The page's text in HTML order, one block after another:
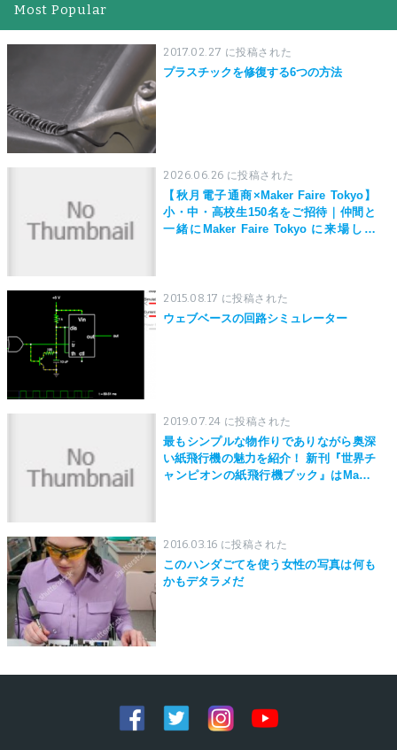
Most Popular
2017.02.27 に投稿された
プラスチックを修復する6つの方法
2026.06.26 に投稿された
【秋月電子通商×Maker Faire Tokyo】
小・中・高校生150名をご招待｜仲間と
一緒にMaker Faire Tokyo に来場しよ
2015.08.17 に投稿された
ウェブベースの回路シミュレーター
2019.07.24 に投稿された
最もシンプルな物作りでありながら奥深
い紙飛行機の魅力を紹介！ 新刊『世界チ
ャンピオンの紙飛行機ブック』はMaker
2016.03.16 に投稿された
このハンダごてを使う女性の写真は何も
かもデタラメだ